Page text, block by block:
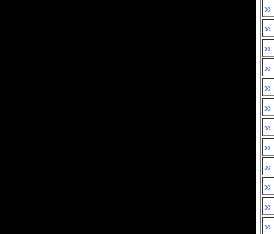
»
»
»
»
»
»
»
»
»
»
»
»